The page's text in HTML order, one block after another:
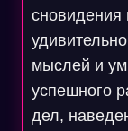
сновидения
мыслей и
успешного
дел,